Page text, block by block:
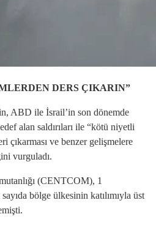
DERS ÇIKARIN”
ABD ile İsrail’in son dönemde
alan saldırıları ile “kötü niyetli
çıkarması ve benzer gelişmelere
vurguladı.
(CENTCOM), 1
bölge ülkesinin katılımıyla üst